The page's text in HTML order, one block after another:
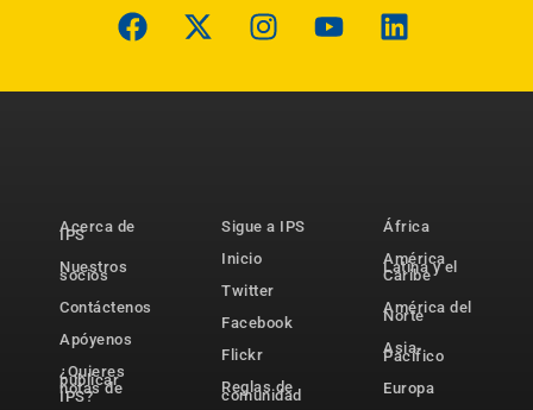
Acerca de
IPS
Nuestros
socios
Contáctenos
Apóyenos
¿Quieres
publicar
notas de
IPS?
Sigue a IPS
Inicio
Twitter
Facebook
Flickr
Reglas de
comunidad
África
América
Latina y el
Caribe
América del
Norte
Asia-
Pacífico
Europa